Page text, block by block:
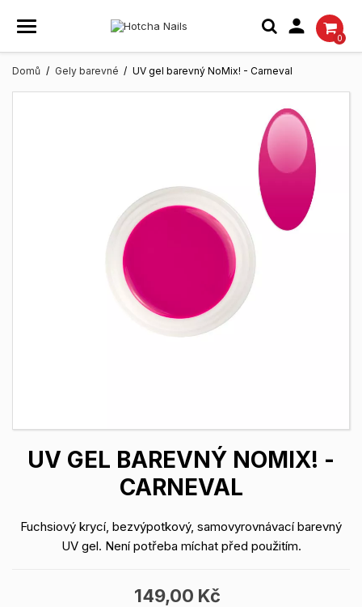

0
Domů Gely barevné UV gel barevný NoMix! - Carneval
UV GEL BAREVNÝ NOMIX! -
CARNEVAL
Fuchsiový krycí, bezvýpotkový, samovyrovnávací barevný
UV gel. Není potřeba míchat před použitím.
149,00 Kč